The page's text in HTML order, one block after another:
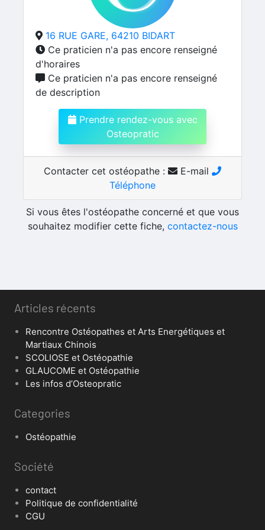
16 RUE GARE, 64210 BIDART
Ce praticien n'a pas encore renseigné
d'horaires
Ce praticien n'a pas encore renseigné
de description
Prendre rendez-vous avec
Osteopratic
Contacter cet ostéopathe :
E-mail
Téléphone
Si vous êtes l'ostéopathe concerné et que vous
souhaitez modifier cette fiche, contactez-nous
Articles récents
Rencontre Ostéopathes et Arts Energétiques et
Martiaux Chinois
SCOLIOSE et Ostéopathie
GLAUCOME et Ostéopathie
Les infos d’Osteopratic
Categories
Ostéopathie
Société
contact
Politique de confidentialité
CGU